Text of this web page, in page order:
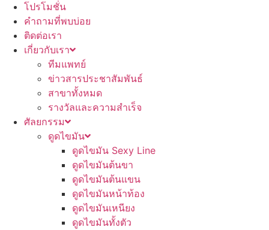
โปรโมชั่น
คำถามที่พบบ่อย
ติดต่อเรา
เกี่ยวกับเรา
ทีมแพทย์
ข่าวสารประชาสัมพันธ์
สาขาทั้งหมด
รางวัลและความสำเร็จ
ศัลยกรรม
ดูดไขมัน
ดูดไขมัน Sexy Line
ดูดไขมันต้นขา
ดูดไขมันต้นแขน
ดูดไขมันหน้าท้อง
ดูดไขมันเหนียง
ดูดไขมันทั้งตัว